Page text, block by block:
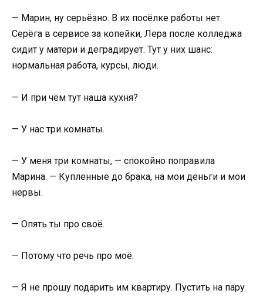
— Марин, ну серьёзно. В их посёлке работы нет.
Серёга в сервисе за копейки, Лера после колледжа
сидит у матери и деградирует. Тут у них шанс:
нормальная работа, курсы, люди.
— И при чём тут наша кухня?
— У нас три комнаты.
— У меня три комнаты, — спокойно поправила
Марина. — Купленные до брака, на мои деньги и мои
нервы.
— Опять ты про своё.
— Потому что речь про моё.
— Я не прошу подарить им квартиру. Пустить на пару